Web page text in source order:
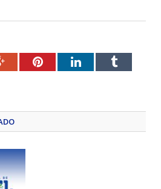
Google+PinterestLinkedInTumblr